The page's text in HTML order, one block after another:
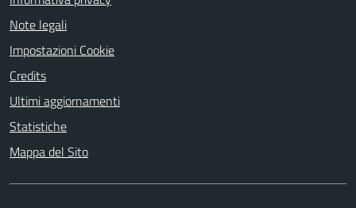
Note legali
Impostazioni Cookie
Credits
Ultimi aggiornamenti
Statistiche
Mappa del Sito